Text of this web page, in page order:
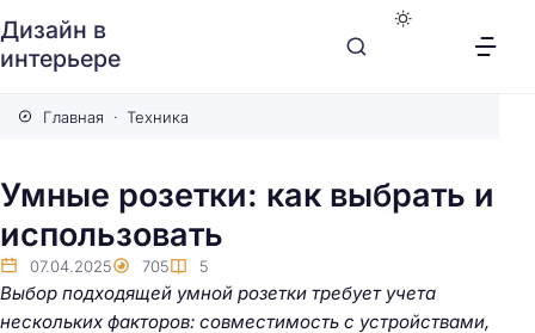
Дизайн в
интерьере
Главная Техника
Умные розетки: как выбрать и
использовать
07.04.2025 705 5
Выбор подходящей умной розетки требует учета
нескольких факторов: совместимость с устройствами,